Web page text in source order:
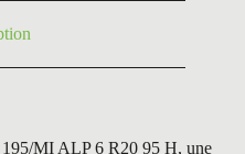
MI ALP 6 R20 95 H, une